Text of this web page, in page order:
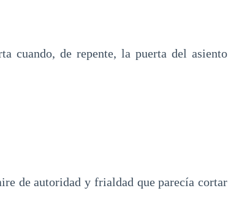
cuando, de repente, la puerta del asiento
de autoridad y frialdad que parecía cortar